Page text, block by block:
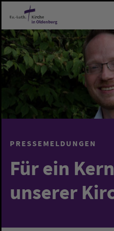
Zum Hauptinhalt springen
PRESSEMELDUNGEN
Für ein
unserer